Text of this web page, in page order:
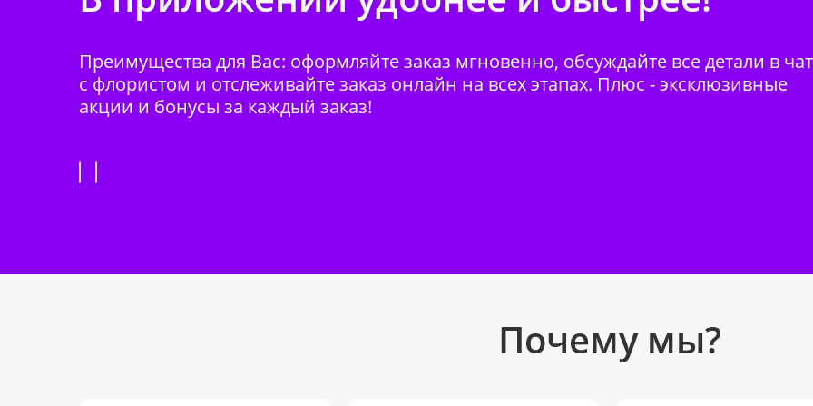
Преимущества для Вас: оформляйте заказ мгновенно, обсуждайте все детали в
с флористом и отслеживайте заказ онлайн на всех этапах. Плюс - эксклюзивные
акции и бонусы за каждый заказ!
Почему мы?